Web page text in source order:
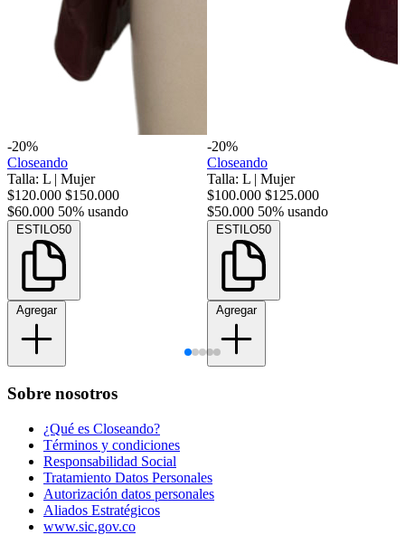
-20%
Closeando
Talla: L | Mujer
$120.000 $150.000
$60.000 50% usando
ESTILO50
Agregar
-20%
Closeando
Talla: L | Mujer
$100.000 $125.000
$50.000 50% usando
ESTILO50
Agregar
Sobre nosotros
¿Qué es Closeando?
Términos y condiciones
Responsabilidad Social
Tratamiento Datos Personales
Autorización datos personales
Aliados Estratégicos
www.sic.gov.co